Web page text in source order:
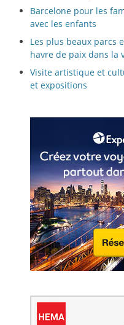
Barcelone pour les
avec les enfants
Les plus beaux parcs
havre de paix dans la
Visite artistique et
et expositions